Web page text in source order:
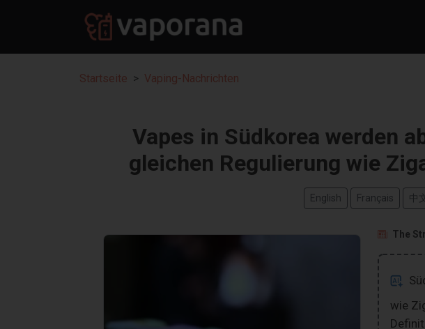
Startseite Vaping-Nachrichten
Vapes in Südkorea werden
gleichen Regulierung wie
English Français 中文
The
wie